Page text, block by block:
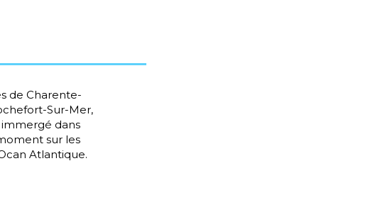
de Charente-
Sur-Mer,
dans
sur les
Atlantique.